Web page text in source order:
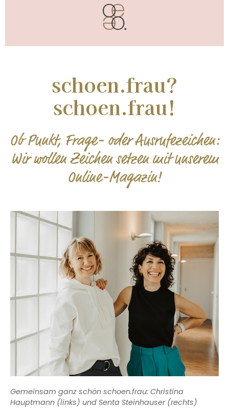
schoen.frau?
schoen.frau!
Ob Punkt, Frage- oder Ausrufezeichen:
Wir wollen Zeichen setzen mit unserem
Online-Magazin!
Gemeinsam ganz schön schoen.frau: Christina
Hauptmann (links) und Senta Steinhauser (rechts)